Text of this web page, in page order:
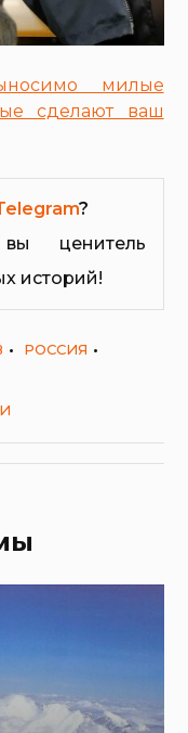
милые
сделают ваш
?
ценитель
историй!
РОССИЯ